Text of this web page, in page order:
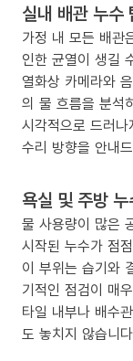
실내 배관 누수
가정 내 모든 배관
인한 균열이 생길
열화상 카메라와
의 물 흐름을 분석
시각적으로 드러
수리 방향을 안내
욕실 및 주방
물 사용량이 많은
시작된 누수가 점
이 부위는 습기와
기적인 점검이 매
타일 내부나 배수
도 놓치지 않습니